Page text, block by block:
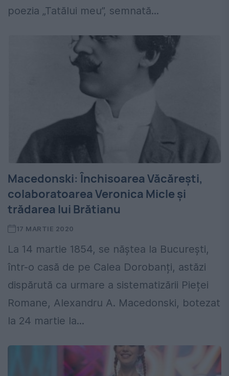
poezia „Tatălui meu”, semnată...
Macedonski: Închisoarea Văcărești,
colaboratoarea Veronica Micle și
trădarea lui Brătianu
17 MARTIE 2020
La 14 martie 1854, se năștea la București,
într-o casă de pe Calea Dorobanți, astăzi
dispărută ca urmare a sistematizării Pieței
Romane, Alexandru A. Macedonski, botezat
la 24 martie la...